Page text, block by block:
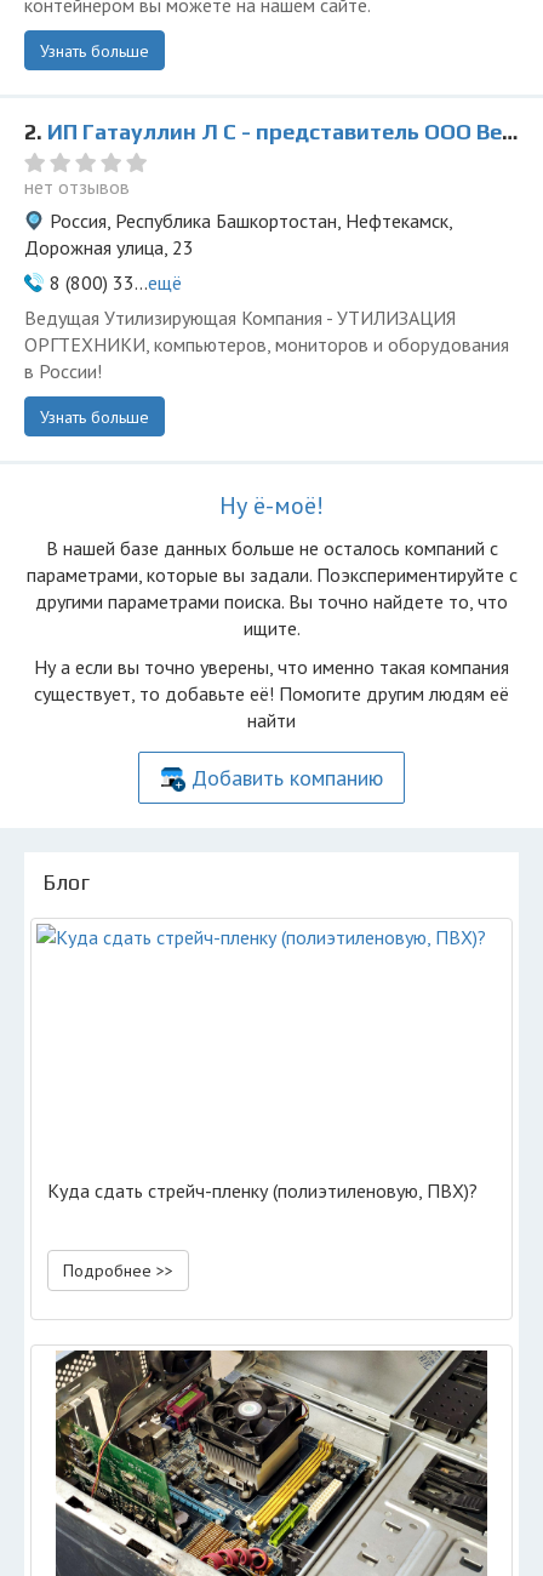
контейнером вы можете на нашем сайте.
Узнать больше
2. ИП Гатауллин Л С - представитель ООО Ведущая Утилизирующая Компания
нет отзывов
Россия, Республика Башкортостан, Нефтекамск,
Дорожная улица, 23
8 (800) 33...ещё
Ведущая Утилизирующая Компания - УТИЛИЗАЦИЯ
ОРГТЕХНИКИ, компьютеров, мониторов и оборудования
в России!
Узнать больше
Ну ё-моё!
В нашей базе данных больше не осталоcь компаний с
параметрами, которые вы задали. Поэкспериментируйте с
другими параметрами поиска. Вы точно найдете то, что
ищите.
Ну а если вы точно уверены, что именно такая компания
существует, то добавьте её! Помогите другим людям её
найти
Добавить компанию
Блог
Куда сдать стрейч-пленку (полиэтиленовую, ПВХ)?
Подробнее >>